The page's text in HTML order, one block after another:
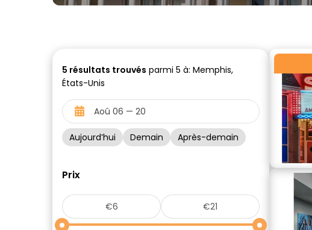
5 résultats trouvés parmi 5 à: Memphis,
États-Unis
Aujourd’hui Demain Après-demain
Prix